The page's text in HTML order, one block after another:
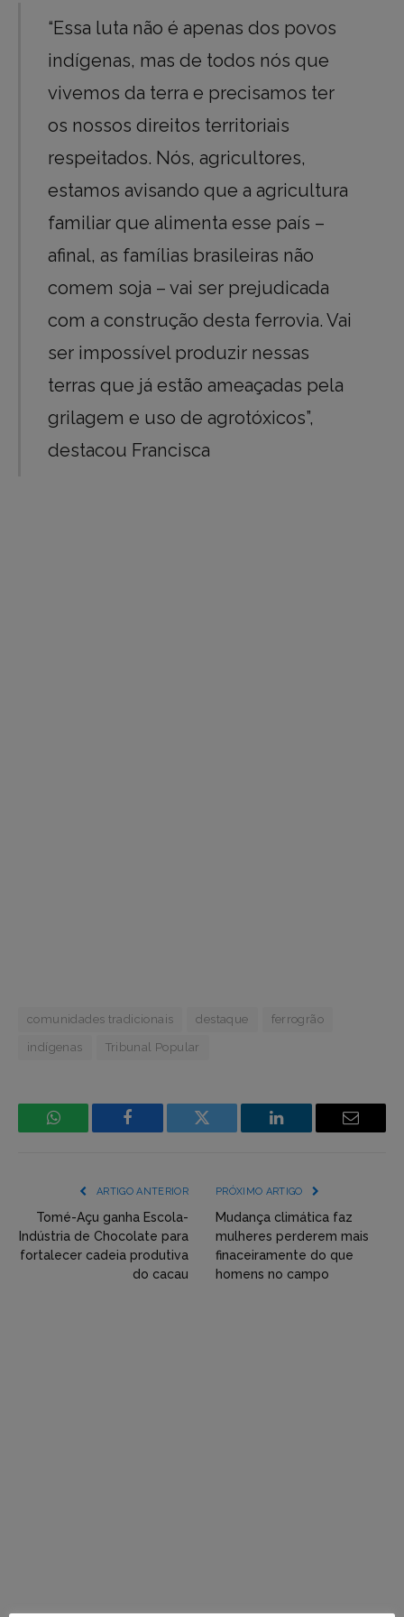
“Essa luta não é apenas dos povos
indígenas, mas de todos nós que
vivemos da terra e precisamos ter
os nossos direitos territoriais
respeitados. Nós, agricultores,
estamos avisando que a agricultura
familiar que alimenta esse país –
afinal, as famílias brasileiras não
comem soja – vai ser prejudicada
com a construção desta ferrovia. Vai
ser impossível produzir nessas
terras que já estão ameaçadas pela
grilagem e uso de agrotóxicos”,
destacou Francisca
comunidades tradicionais destaque ferrogrão
indígenas Tribunal Popular
WhatsApp Facebook
Incorpore
(YouTube,
Twitter,
Flickr
etc)
LinkedIn Email
ARTIGO ANTERIOR
Tomé-Açu ganha Escola-
Indústria de Chocolate para
fortalecer cadeia produtiva
do cacau
PRÓXIMO ARTIGO
Mudança climática faz
mulheres perderem mais
finaceiramente do que
homens no campo